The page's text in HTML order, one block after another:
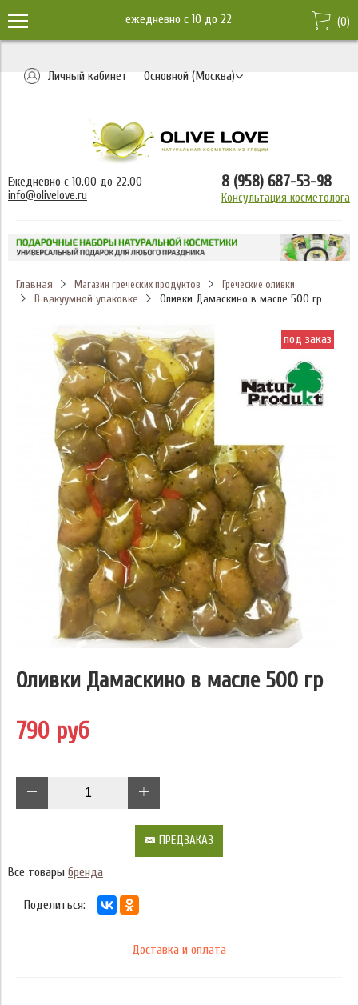
ежедневно c 10 до 22 (0)
Личный кабинет Основной (Москва)
Ежедневно с 10.00 до 22.00
info@olivelove.ru
8 (958) 687-53-98
Консультация косметолога
Главная Магазин греческих продуктов Греческие оливки
В вакуумной упаковке Оливки Дамаскино в масле 500 гр
под заказ
Оливки Дамаскино в масле 500 гр
790 руб
ПРЕДЗАКАЗ
Все товары бренда
Поделиться:
Доставка и оплата